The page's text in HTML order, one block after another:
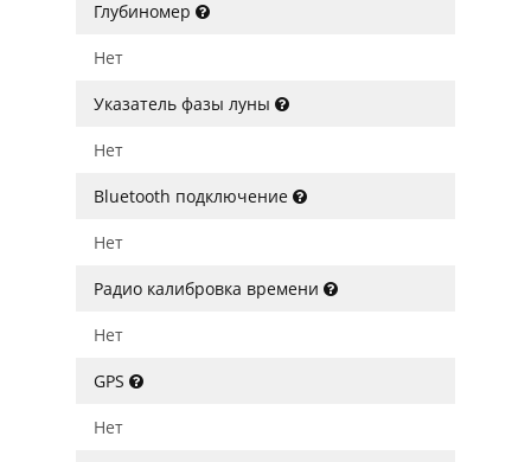
Глубиномер
Нет
Указатель фазы луны
Нет
Bluetooth подключение
Нет
Радио калибровка времени
Нет
GPS
Нет